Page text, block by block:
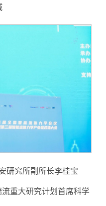
研究所副所长李桂宝
重大研究计划首席科学